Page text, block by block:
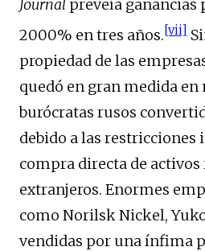
Journal preveía ganancias
2000% en tres años.[vii]
propiedad de las
quedó en gran medida en
burócratas rusos
debido a las restricciones
compra directa de
extranjeros. Enormes
como Norilsk Nickel,
vendidas por una ínfima